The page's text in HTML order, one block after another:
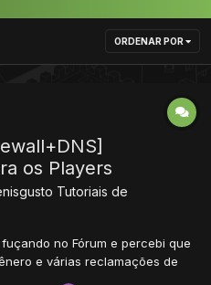
ORDENAR POR
os Players
Tutoriais de
no Fórum e percebi que
e várias reclamações de